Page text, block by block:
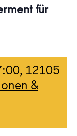
für
, 12105
&